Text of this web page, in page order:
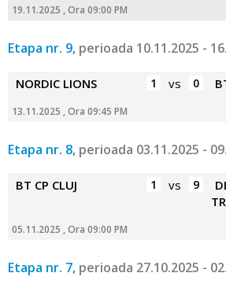
19.11.2025 , Ora 09:00 PM
Etapa nr. 9, perioada 10.11.2025 -
NORDIC LIONS 1 vs 0
13.11.2025 , Ora 09:45 PM
Etapa nr. 8, perioada 03.11.2025 -
BT CP CLUJ 1 vs 9
05.11.2025 , Ora 09:00 PM
Etapa nr. 7, perioada 27.10.2025 -